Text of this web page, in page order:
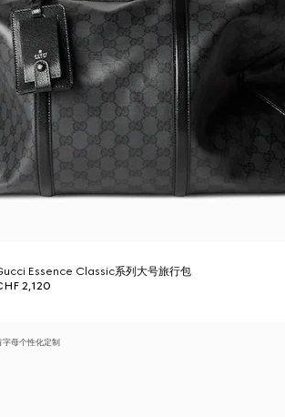
Essence Classic系列大号旅行包
2,120
字母个性化定制